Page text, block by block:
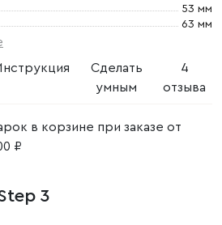
53 мм
63 мм
Сделать
умным
4
отзыва
в корзине при заказе от
₽
3